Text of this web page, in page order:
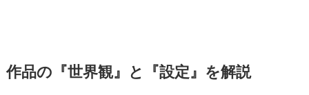
作品の『世界観』と『設定』を解説